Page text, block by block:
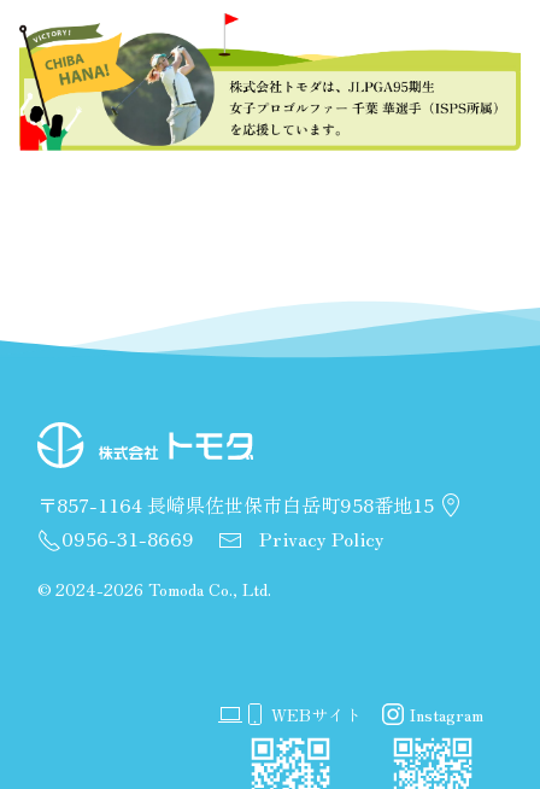
〒857-1164 長崎県佐世保市白岳町958番地15
0956-31-8669
Privacy Policy
© 2024-2026 Tomoda Co., Ltd.
WEBサイト Instagram